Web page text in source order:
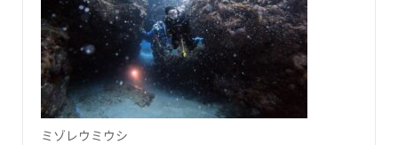
ミゾレウミウシ